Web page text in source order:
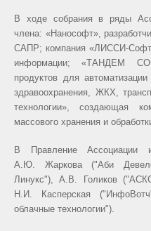
В ходе собрания в ряды
члена: «Нанософт»,
САПР; компания «ЛИССИ-
информации; «ТАНДЕМ
продуктов для
здравоохранения, ЖКХ,
технологии», создающая
массового хранения и
В Правление Ассоциации
А.Ю. Жаркова ("Аби
Линукс"), А.В. Голиков
Н.И. Касперская
облачные технологии").